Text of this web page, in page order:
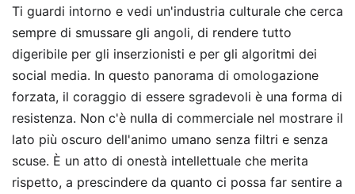
Ti guardi intorno e vedi un'industria culturale che cerca
sempre di smussare gli angoli, di rendere tutto
digeribile per gli inserzionisti e per gli algoritmi dei
social media. In questo panorama di omologazione
forzata, il coraggio di essere sgradevoli è una forma di
resistenza. Non c'è nulla di commerciale nel mostrare il
lato più oscuro dell'animo umano senza filtri e senza
scuse. È un atto di onestà intellettuale che merita
rispetto, a prescindere da quanto ci possa far sentire a